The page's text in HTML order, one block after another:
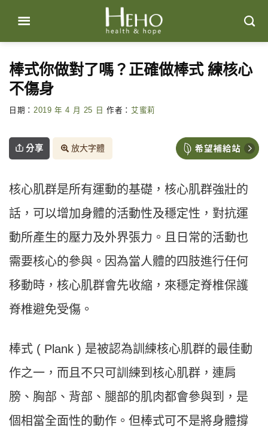
content
棒式你做對了嗎？正確做棒式 練核心
不傷身
日期： 2019 年 4 月 25 日 作者： 艾蜜莉
分享 放大字體
核心肌群是所有運動的基礎，核心肌群強壯的
話，可以增加身體的活動性及穩定性，對抗運
動所產生的壓力及外界張力。且日常的活動也
需要核心的參與。因為當人體的四肢進行任何
移動時，核心肌群會先收縮，來穩定脊椎保護
脊椎避免受傷。
棒式 ( Plank ) 是被認為訓練核心肌群的最佳動
作之一，而且不只可訓練到核心肌群，連肩
膀、胸部、背部、腿部的肌肉都會參與到，是
個相當全面性的動作。但棒式可不是將身體撐